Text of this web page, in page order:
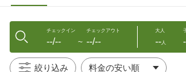
チェックイン
--/-- 〜
チェックアウト
--/--
大人
--人
絞り込み